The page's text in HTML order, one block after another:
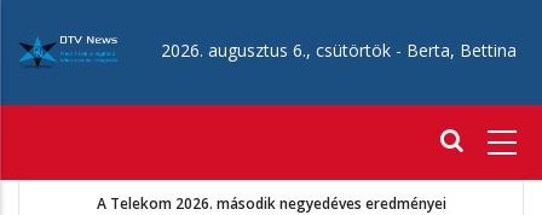
tartalomra
2026. augusztus 6., csütörtök - Berta, Bettina
A Telekom 2026. második negyedéves eredményei